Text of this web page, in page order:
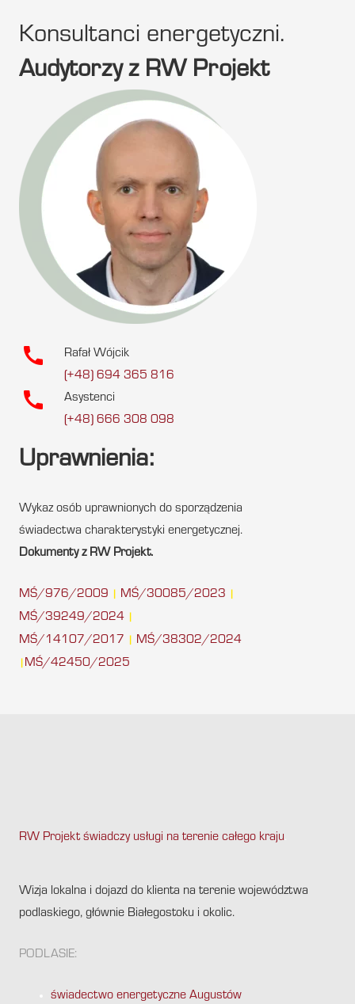
Konsultanci energetyczni.
Audytorzy z RW Projekt
call
Rafał Wójcik
(+48) 694 365 816
call
Asystenci
(+48) 666 308 098
Uprawnienia:
Wykaz osób uprawnionych do sporządzenia
świadectwa charakterystyki energetycznej.
Dokumenty z RW Projekt.
MŚ/976/2009 MŚ/30085/2023
MŚ/39249/2024
MŚ/14107/2017 MŚ/38302/2024
MŚ/42450/2025
RW Projekt świadczy usługi na terenie całego kraju
Wizja lokalna i dojazd do klienta na terenie województwa
podlaskiego, głównie Białegostoku i okolic.
PODLASIE:
świadectwo energetyczne Augustów